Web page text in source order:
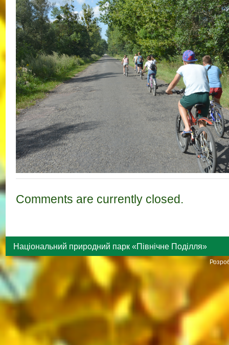
Comments are currently closed.
Національний природний парк «Північне Поділля»